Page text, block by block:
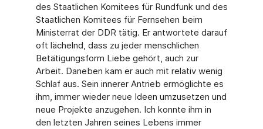
des Staatlichen Komitees für Rundfunk und des
Staatlichen Komitees für Fernsehen beim
Ministerrat der DDR tätig. Er antwortete darauf
oft lächelnd, dass zu jeder menschlichen
Betätigungsform Liebe gehört, auch zur
Arbeit. Daneben kam er auch mit relativ wenig
Schlaf aus. Sein innerer Antrieb ermöglichte es
ihm, immer wieder neue Ideen umzusetzen und
neue Projekte anzugehen. Ich konnte ihm in
den letzten Jahren seines Lebens immer